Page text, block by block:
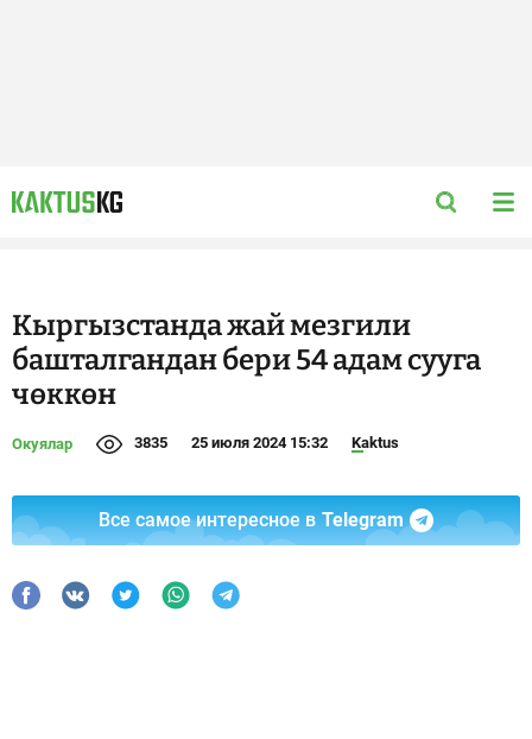
Кыргызстанда жай мезгили
башталгандан бери 54 адам сууга
чөккөн
Окуялар 3835 25 июля 2024 15:32 Kaktus
Все самое интересное в Telegram